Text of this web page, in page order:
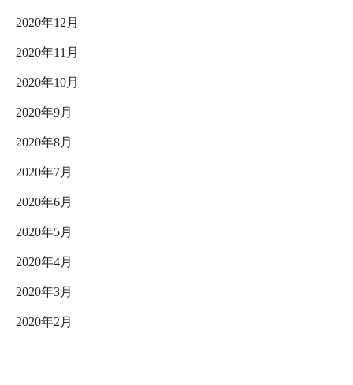
2020年12月
2020年11月
2020年10月
2020年9月
2020年8月
2020年7月
2020年6月
2020年5月
2020年4月
2020年3月
2020年2月